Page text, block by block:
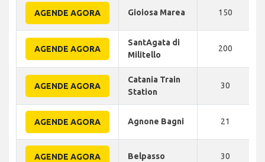
AGENDE AGORA Gioiosa Marea 150
AGENDE AGORA
SantAgata di
Militello
200
AGENDE AGORA
Catania Train
Station
30
AGENDE AGORA Agnone Bagni 21
AGENDE AGORA Belpasso 30